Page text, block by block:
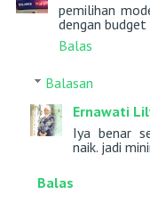
pemilihan
dengan
Balas
Balasan
Ernawati
Iya benar
naik. jadi
Balas